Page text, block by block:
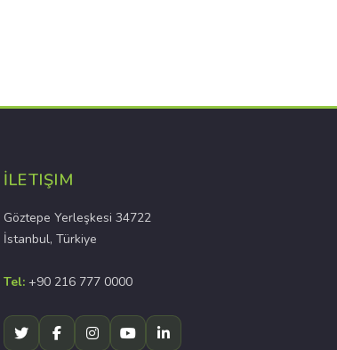
İLETIŞIM
Göztepe Yerleşkesi 34722
İstanbul, Türkiye
Tel: +90 216 777 0000